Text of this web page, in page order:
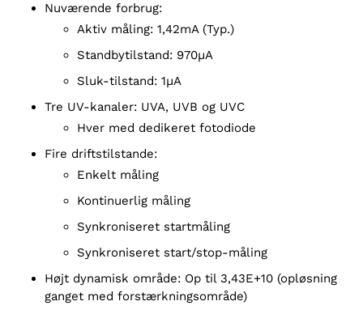
Nuværende forbrug:
Aktiv måling: 1,42mA (Typ.)
Standbytilstand: 970µA
Sluk-tilstand: 1µA
Tre UV-kanaler: UVA, UVB og UVC
Hver med dedikeret fotodiode
Fire driftstilstande:
Enkelt måling
Kontinuerlig måling
Synkroniseret startmåling
Synkroniseret start/stop-måling
Højt dynamisk område: Op til 3,43E+10 (opløsning
ganget med forstærkningsområde)